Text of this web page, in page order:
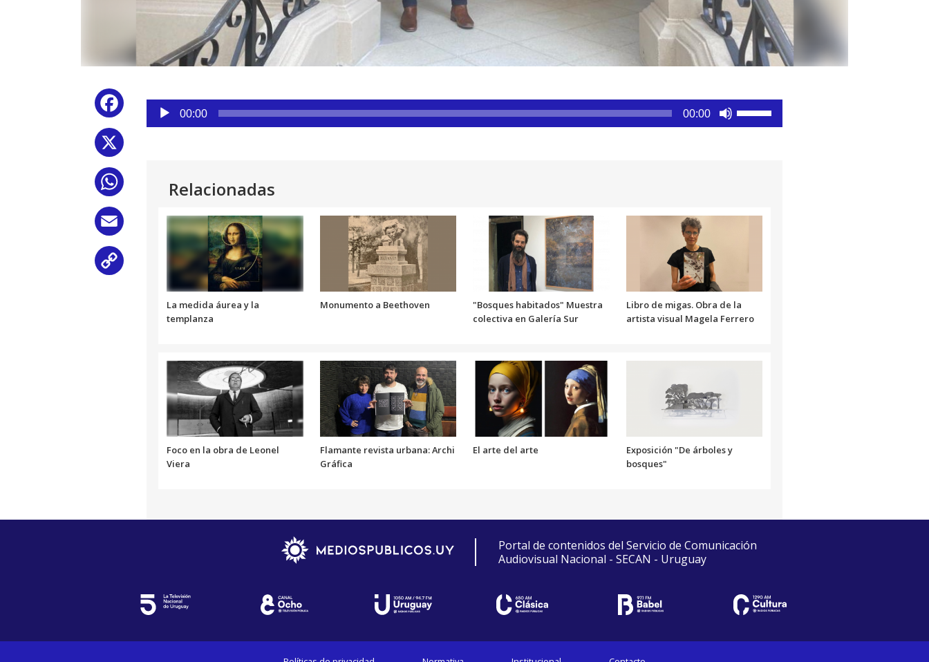
Facebook
WhatsApp
Reproductor
audio
00:00 00:00
volumen.
Relacionadas
La medida áurea y la
templanza
Monumento a Beethoven
"Bosques habitados" Muestra
colectiva en Galería Sur
Libro de migas. Obra de la
artista visual Magela Ferrero
Foco en la obra de Leonel
Viera
Flamante revista urbana: Archi
Gráfica
El arte del arte
Exposición "De árboles y
bosques"
Portal de contenidos del Servicio de Comunicación
Audiovisual Nacional - SECAN - Uruguay